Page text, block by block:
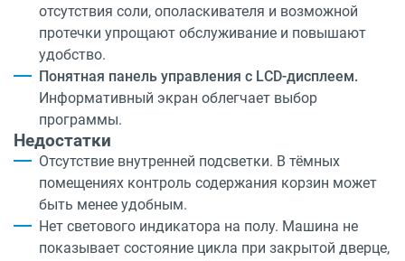
отсутствия соли, ополаскивателя и возможной
протечки упрощают обслуживание и повышают
удобство.
Понятная панель управления с LCD-дисплеем.
Информативный экран облегчает выбор
программы.
Недостатки
Отсутствие внутренней подсветки. В тёмных
помещениях контроль содержания корзин может
быть менее удобным.
Нет светового индикатора на полу. Машина не
показывает состояние цикла при закрытой дверце,